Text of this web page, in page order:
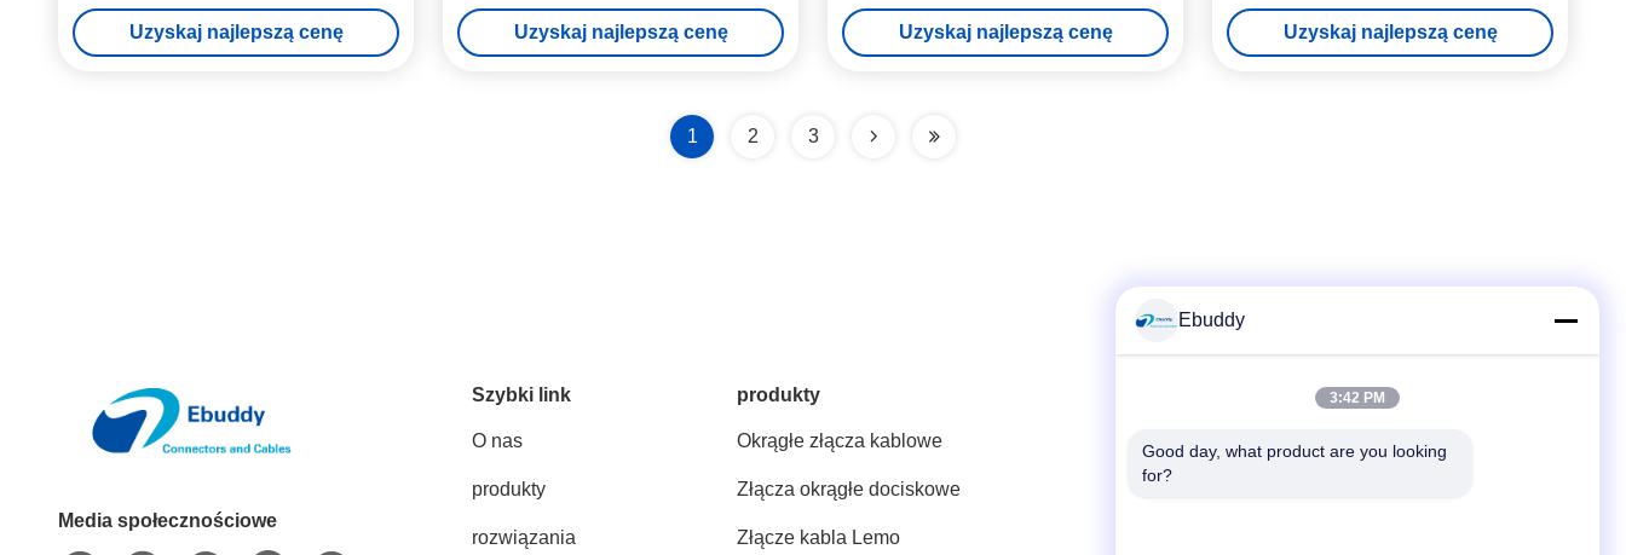
Uzyskaj najlepszą cenę Uzyskaj najlepszą cenę
306 Wtyczka 6-pinowa
Uzyskaj najlepszą cenę Uzyskaj najlepszą cenę
1 2 3
Media społecznościowe
Szybki link
O nas
produkty
rozwiązania
produkty
Okrągłe złącza kablowe
Złącza okrągłe dociskowe
Złącze kabla Lemo
Tel.
Ebuddy
3:42 PM
Good day, what product are you looking
for?